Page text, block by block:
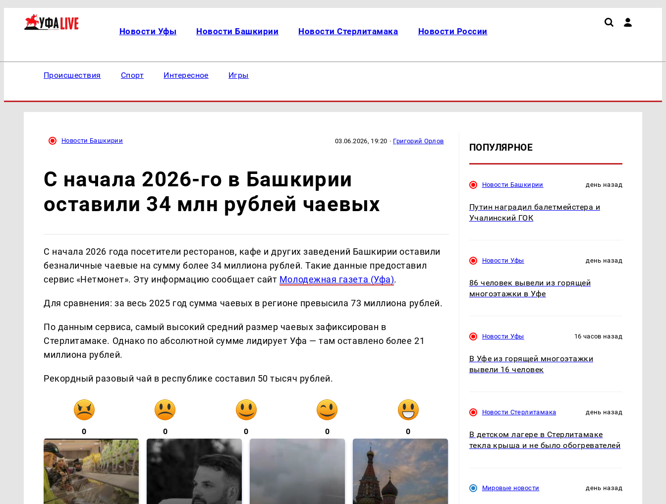
Новости Уфы Новости Башкирии Новости Стерлитамака Новости России
Происшествия Спорт Интересное Игры
Новости Башкирии 03.06.2026, 19:20 · Григорий Орлов
С начала 2026-го в Башкирии
оставили 34 млн рублей чаевых
С начала 2026 года посетители ресторанов, кафе и других заведений Башкирии оставили
безналичные чаевые на сумму более 34 миллиона рублей. Такие данные предоставил
сервис «Нетмонет». Эту информацию сообщает сайт Молодежная газета (Уфа).
Для сравнения: за весь 2025 год сумма чаевых в регионе превысила 73 миллиона рублей.
По данным сервиса, самый высокий средний размер чаевых зафиксирован в
Стерлитамаке. Однако по абсолютной сумме лидирует Уфа — там оставлено более 21
миллиона рублей.
Рекордный разовый чай в республике составил 50 тысяч рублей.
0 0 0 0 0
ПОПУЛЯРНОЕ
Новости Башкирии день назад
Путин наградил балетмейстера и
Учалинский ГОК
Новости Уфы день назад
86 человек вывели из горящей
многоэтажки в Уфе
Новости Уфы 16 часов назад
В Уфе из горящей многоэтажки
вывели 16 человек
Новости Стерлитамака день назад
В детском лагере в Стерлитамаке
текла крыша и не было обогревателей
Мировые новости день назад